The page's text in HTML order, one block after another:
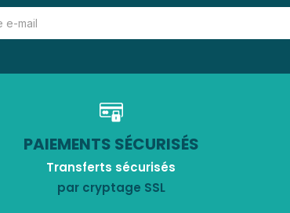
PAIEMENTS SÉCURISÉS
Transferts sécurisés
par cryptage SSL